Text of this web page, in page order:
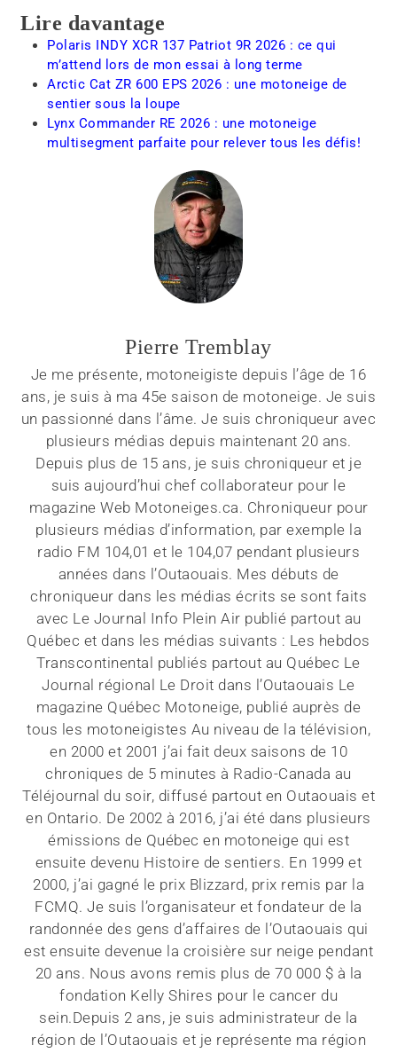
Lire davantage
Polaris INDY XCR 137 Patriot 9R 2026 : ce qui
m’attend lors de mon essai à long terme
Arctic Cat ZR 600 EPS 2026 : une motoneige de
sentier sous la loupe
Lynx Commander RE 2026 : une motoneige
multisegment parfaite pour relever tous les défis!
Pierre Tremblay
Je me présente, motoneigiste depuis l’âge de 16
ans, je suis à ma 45e saison de motoneige. Je suis
un passionné dans l’âme. Je suis chroniqueur avec
plusieurs médias depuis maintenant 20 ans.
Depuis plus de 15 ans, je suis chroniqueur et je
suis aujourd’hui chef collaborateur pour le
magazine Web Motoneiges.ca. Chroniqueur pour
plusieurs médias d’information, par exemple la
radio FM 104,01 et le 104,07 pendant plusieurs
années dans l’Outaouais. Mes débuts de
chroniqueur dans les médias écrits se sont faits
avec Le Journal Info Plein Air publié partout au
Québec et dans les médias suivants : Les hebdos
Transcontinental publiés partout au Québec Le
Journal régional Le Droit dans l’Outaouais Le
magazine Québec Motoneige, publié auprès de
tous les motoneigistes Au niveau de la télévision,
en 2000 et 2001 j’ai fait deux saisons de 10
chroniques de 5 minutes à Radio-Canada au
Téléjournal du soir, diffusé partout en Outaouais et
en Ontario. De 2002 à 2016, j’ai été dans plusieurs
émissions de Québec en motoneige qui est
ensuite devenu Histoire de sentiers. En 1999 et
2000, j’ai gagné le prix Blizzard, prix remis par la
FCMQ. Je suis l’organisateur et fondateur de la
randonnée des gens d’affaires de l’Outaouais qui
est ensuite devenue la croisière sur neige pendant
20 ans. Nous avons remis plus de 70 000 $ à la
fondation Kelly Shires pour le cancer du
sein.Depuis 2 ans, je suis administrateur de la
région de l’Outaouais et je représente ma région